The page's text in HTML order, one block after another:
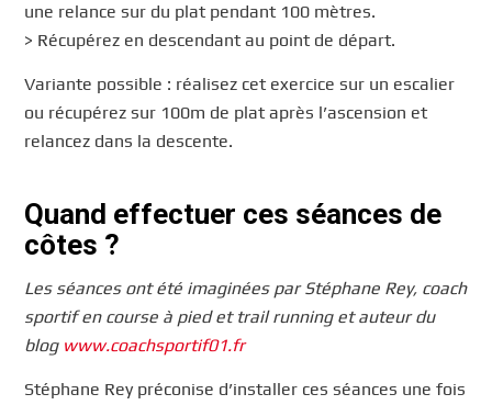
une relance sur du plat pendant 100 mètres.
> Récupérez en descendant au point de départ.
Variante possible : réalisez cet exercice sur un escalier
ou récupérez sur 100m de plat après l’ascension et
relancez dans la descente.
Quand effectuer ces séances de
côtes ?
Les séances ont été imaginées par Stéphane Rey, coach
sportif en course à pied et trail running et auteur du
blog www.coachsportif01.fr
Stéphane Rey préconise d’installer ces séances une fois